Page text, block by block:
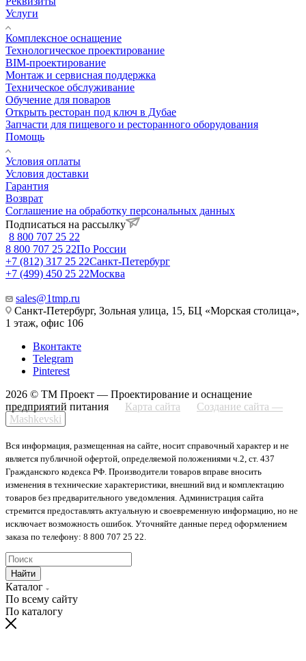
Услуги
Комплексное оснащение
Технологическое проектирование
BIM-проектирование
Монтаж и сервисная поддержка
Техническое обслуживание
Обучение для поваров
Открыть ресторан под ключ в Дубае
Запчасти для пищевого и ресторанного оборудования
Помощь
Условия оплаты
Условия доставки
Гарантия
Возврат
Соглашение на обработку персональных данных
Подписаться на рассылку
8 800 707 25 22
8 800 707 25 22По России
+7 (812) 317 25 22Санкт-Петербург
+7 (499) 450 25 22Москва
sales@1tmp.ru
Санкт-Петербург, Зольная улица, 15, БЦ «Морская столица»,
1 этаж, офис 106
Вконтакте
Telegram
Pinterest
2026 © ТМ Проект — Проектирование и оснащение
предприятий питания
Карта сайта
Создание сайта —
Mashkevski
Вся информация, размещенная на сайте, носит справочный характер и не
является публичной офертой, определяемой положениями ч.2, ст. 437
Гражданского кодекса РФ. Производители товаров вправе вносить
изменения в технические характеристики, внешний вид и комплектацию
товаров без предварительного уведомления. Администрация сайта
стремится предоставлять актуальную и своевременную информацию, но не
исключает возможность ошибок. Уточняйте данные перед оформлением
заказа по телефону: 8 800 707 25 22.
Найти
Каталог
По всему сайту
По каталогу